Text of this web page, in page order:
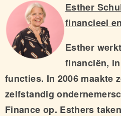
Esther
financieel
Esther
financiën,
functies. In 2006 maakte
zelfstandig
Finance op. Esthers